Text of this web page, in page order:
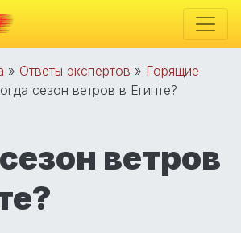
» Ответы экспертов » Горящие
сезон ветров в Египте?
ветров